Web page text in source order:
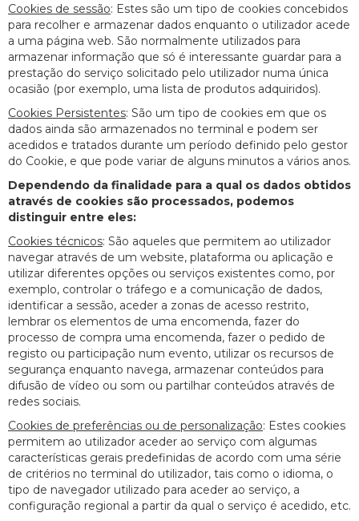
Cookies de sessão: Estes são um tipo de cookies concebidos
para recolher e armazenar dados enquanto o utilizador acede
a uma página web. São normalmente utilizados para
armazenar informação que só é interessante guardar para a
prestação do serviço solicitado pelo utilizador numa única
ocasião (por exemplo, uma lista de produtos adquiridos).
Cookies Persistentes: São um tipo de cookies em que os
dados ainda são armazenados no terminal e podem ser
acedidos e tratados durante um período definido pelo gestor
do Cookie, e que pode variar de alguns minutos a vários anos.
Dependendo da finalidade para a qual os dados obtidos
através de cookies são processados, podemos
distinguir entre eles:
Cookies técnicos: São aqueles que permitem ao utilizador
navegar através de um website, plataforma ou aplicação e
utilizar diferentes opções ou serviços existentes como, por
exemplo, controlar o tráfego e a comunicação de dados,
identificar a sessão, aceder a zonas de acesso restrito,
lembrar os elementos de uma encomenda, fazer do
processo de compra uma encomenda, fazer o pedido de
registo ou participação num evento, utilizar os recursos de
segurança enquanto navega, armazenar conteúdos para
difusão de vídeo ou som ou partilhar conteúdos através de
redes sociais.
Cookies de preferências ou de personalização: Estes cookies
permitem ao utilizador aceder ao serviço com algumas
características gerais predefinidas de acordo com uma série
de critérios no terminal do utilizador, tais como o idioma, o
tipo de navegador utilizado para aceder ao serviço, a
configuração regional a partir da qual o serviço é acedido, etc.